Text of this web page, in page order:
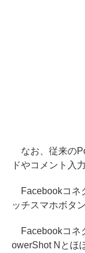
なお、従来の
ドやコメント入
Facebookコネ
ッチスマホボタ
Facebookコネ
owerShot Nとほ